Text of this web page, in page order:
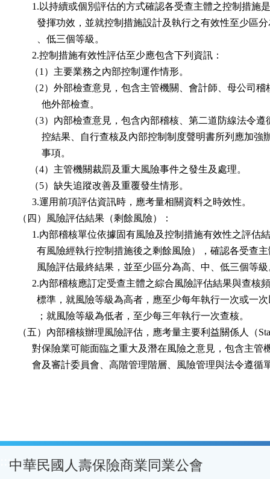
1.以持續或個別評估的方式確認各受查主體之控制措施
發揮功效，並就控制措施設計及執行之有效性至少區
        、低三個等級。
      2.控制措施有效性評估至少應包含下列資訊：
     （1）主要業務之內部控制運作情形。
（2）外部檢查意見，包含主管機關、會計師、母公司
          他外部檢查。
（3）內部檢查意見，包含內部稽核、第二道防線法令
控結果、自行查核及內部控制制度聲明書所列應加強
          事項。
     （4）主管機關裁罰及重大風險事件之發生及處理。
     （5）缺失追蹤改善及重覆發生情形。
      3.運用前項評估資訊時，應考量相關資料之時效性。
（四）風險評估結果（剩餘風險）：
1.內部稽核單位依據固有風險及控制措施有效性之評估
有風險經執行控制措施後之剩餘風險），確認各受查
風險評估最終結果，並至少區分為高、中、低三個等
2.內部稽核應訂定受查主體之綜合風險評估結果與查核
標準，就風險等級為高者，應至少每年執行一次或一
        ；就風險等級為低者，至少每三年執行一次查核。
（五）內部稽核辦理風險評估，應考量主要利益關係人（
對保險業可能面臨之重大及潛在風險之意見，包含主管
會及審計委員會、高階管理階層、風險管理與法令遵循
:::中華民國人壽保險商業同業公會